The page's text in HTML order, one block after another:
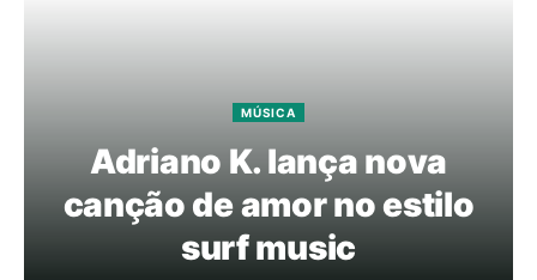
MÚSICA
Adriano K. lança nova
canção de amor no estilo
surf music